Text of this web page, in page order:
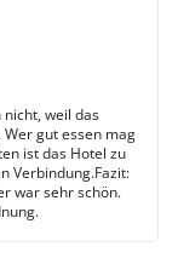
weil das
Wer gut essen mag
ist das Hotel zu
Verbindung.Fazit:
war sehr schön.